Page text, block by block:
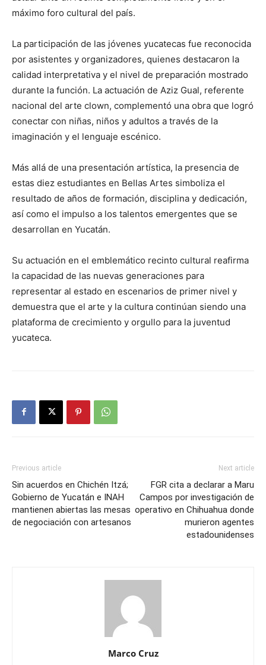
máximo foro cultural del país.
La participación de las jóvenes yucatecas fue reconocida
por asistentes y organizadores, quienes destacaron la
calidad interpretativa y el nivel de preparación mostrado
durante la función. La actuación de Aziz Gual, referente
nacional del arte clown, complementó una obra que logró
conectar con niñas, niños y adultos a través de la
imaginación y el lenguaje escénico.
Más allá de una presentación artística, la presencia de
estas diez estudiantes en Bellas Artes simboliza el
resultado de años de formación, disciplina y dedicación,
así como el impulso a los talentos emergentes que se
desarrollan en Yucatán.
Su actuación en el emblemático recinto cultural reafirma
la capacidad de las nuevas generaciones para
representar al estado en escenarios de primer nivel y
demuestra que el arte y la cultura continúan siendo una
plataforma de crecimiento y orgullo para la juventud
yucateca.
Previous article
Sin acuerdos en Chichén Itzá;
Gobierno de Yucatán e INAH
mantienen abiertas las mesas
de negociación con artesanos
Next article
FGR cita a declarar a Maru
Campos por investigación de
operativo en Chihuahua donde
murieron agentes
estadounidenses
Marco Cruz